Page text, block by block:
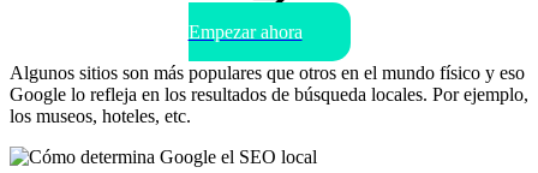
Empezar ahora
Algunos sitios son más populares que otros en el mundo físico y eso
Google lo refleja en los resultados de búsqueda locales. Por ejemplo,
los museos, hoteles, etc.